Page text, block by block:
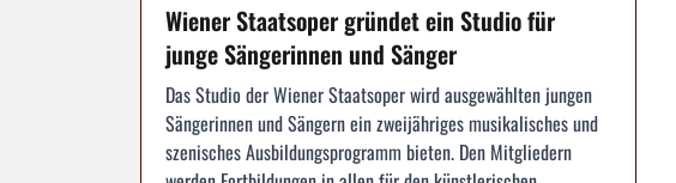
Wiener Staatsoper gründet ein Studio für
junge Sängerinnen und Sänger
Das Studio der Wiener Staatsoper wird ausgewählten jungen
Sängerinnen und Sängern ein zweijähriges musikalisches und
szenisches Ausbildungsprogramm bieten. Den Mitgliedern